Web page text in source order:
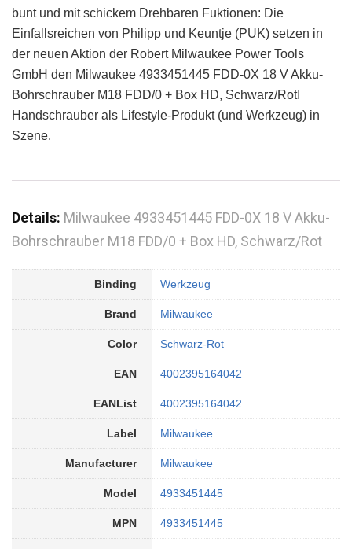
bunt und mit schickem Drehbaren Fuktionen: Die
Einfallsreichen von Philipp und Keuntje (PUK) setzen in
der neuen Aktion der Robert Milwaukee Power Tools
GmbH den Milwaukee 4933451445 FDD-0X 18 V Akku-
Bohrschrauber M18 FDD/0 + Box HD, Schwarz/RotI
Handschrauber als Lifestyle-Produkt (und Werkzeug) in
Szene.
Details: Milwaukee 4933451445 FDD-0X 18 V Akku-
Bohrschrauber M18 FDD/0 + Box HD, Schwarz/Rot
Binding Werkzeug
Brand Milwaukee
Color Schwarz-Rot
EAN 4002395164042
EANList 4002395164042
Label Milwaukee
Manufacturer Milwaukee
Model 4933451445
MPN 4933451445